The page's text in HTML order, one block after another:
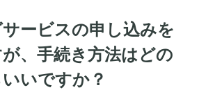
ービスの申し込みを
、手続き方法はどの
いですか？